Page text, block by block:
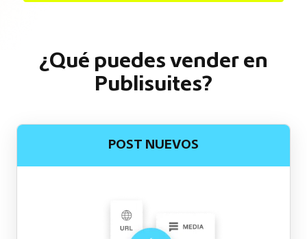
¿Qué puedes vender en
Publisuites?
POST NUEVOS